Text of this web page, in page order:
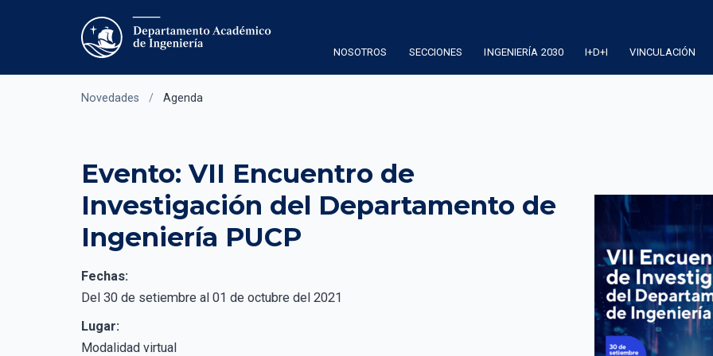
NOSOTROS SECCIONES INGENIERÍA 2030 I+D+I VINCULACIÓN
Novedades / Agenda
Evento: VII Encuentro de
Investigación del Departamento de
Ingeniería PUCP
Fechas:
Del 30 de setiembre al 01 de octubre del 2021
Lugar:
Modalidad virtual